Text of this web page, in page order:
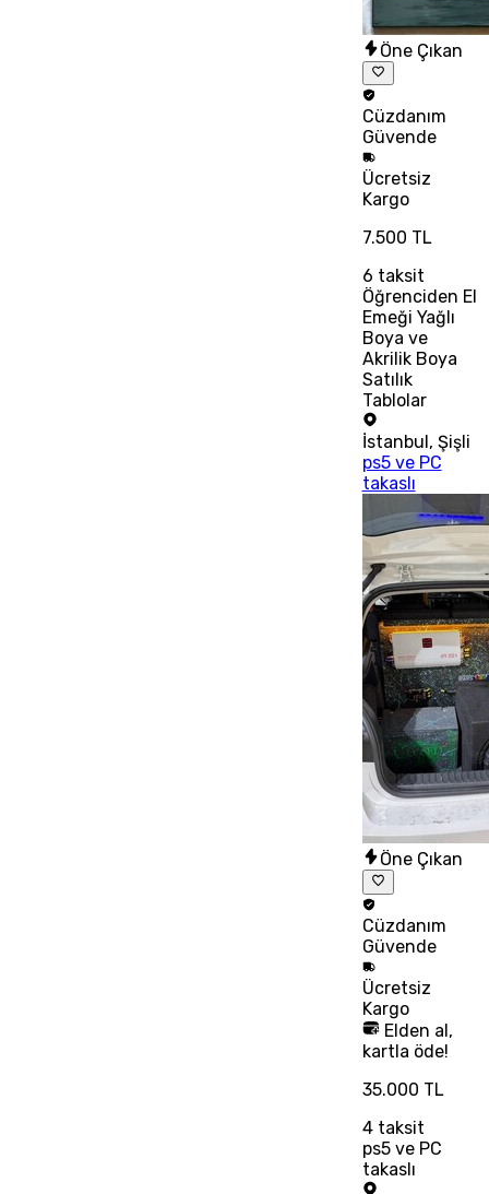
Öne Çıkan
Cüzdanım
Güvende
Ücretsiz
Kargo
7.500 TL
6 taksit
Öğrenciden El
Emeği Yağlı
Boya ve
Akrilik Boya
Satılık
Tablolar
İstanbul , Şişli
ps5 ve PC
takaslı
Öne Çıkan
Cüzdanım
Güvende
Ücretsiz
Kargo
Elden al,
kartla öde!
35.000 TL
4taksit
ps5 ve PC
takaslı